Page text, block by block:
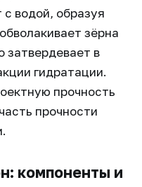
водой, образуя
зёрна
затвердевает в
гидратации.
прочность
прочности
компоненты и